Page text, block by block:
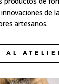
de
artesanos.
AL